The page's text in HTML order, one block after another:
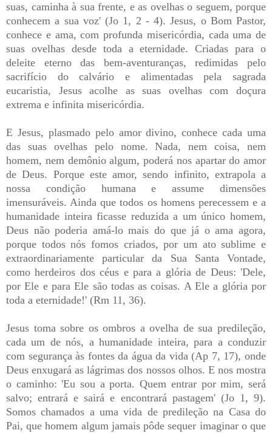
suas, caminha à sua frente, e as ovelhas o seguem, porque
conhecem a sua voz' (Jo 1, 2 - 4). Jesus, o Bom Pastor,
conhece e ama, com profunda misericórdia, cada uma de
suas ovelhas desde toda a eternidade. Criadas para o
deleite eterno das bem-aventuranças, redimidas pelo
sacrifício do calvário e alimentadas pela sagrada
eucaristia, Jesus acolhe as suas ovelhas com doçura
extrema e infinita misericórdia.
E Jesus, plasmado pelo amor divino, conhece cada uma
das suas ovelhas pelo nome. Nada, nem coisa, nem
homem, nem demônio algum, poderá nos apartar do amor
de Deus. Porque este amor, sendo infinito, extrapola a
nossa condição humana e assume dimensões
imensuráveis. Ainda que todos os homens perecessem e a
humanidade inteira ficasse reduzida a um único homem,
Deus não poderia amá-lo mais do que já o ama agora,
porque todos nós fomos criados, por um ato sublime e
extraordinariamente particular da Sua Santa Vontade,
como herdeiros dos céus e para a glória de Deus: 'Dele,
por Ele e para Ele são todas as coisas. A Ele a glória por
toda a eternidade!' (Rm 11, 36).
Jesus toma sobre os ombros a ovelha de sua predileção,
cada um de nós, a humanidade inteira, para a conduzir
com segurança às fontes da água da vida (Ap 7, 17), onde
Deus enxugará as lágrimas dos nossos olhos. E nos mostra
o caminho: 'Eu sou a porta. Quem entrar por mim, será
salvo; entrará e sairá e encontrará pastagem' (Jo 1, 9).
Somos chamados a uma vida de predileção na Casa do
Pai, que homem algum jamais pôde sequer imaginar o que